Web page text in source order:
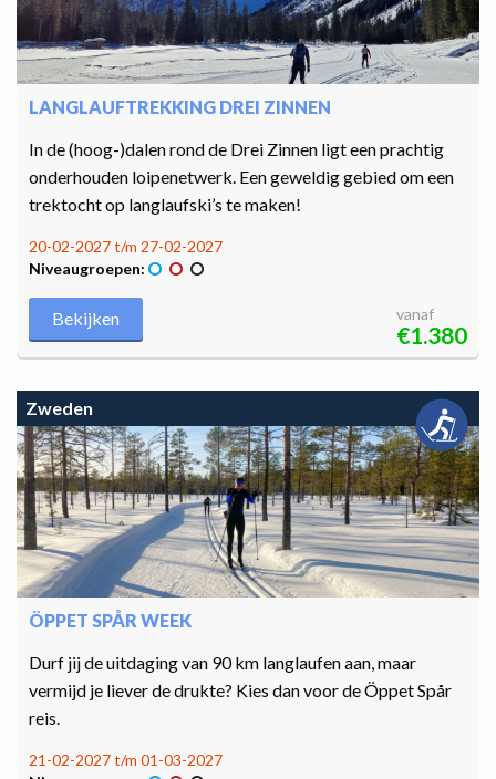
LANGLAUFTREKKING DREI ZINNEN
In de (hoog-)dalen rond de Drei Zinnen ligt een prachtig
onderhouden loipenetwerk. Een geweldig gebied om een
trektocht op langlaufski’s te maken!
20-02-2027 t/m 27-02-2027
Niveaugroepen:
Bekijken vanaf
€1.380
Zweden
ÖPPET SPÅR WEEK
Durf jij de uitdaging van 90 km langlaufen aan, maar
vermijd je liever de drukte? Kies dan voor de Öppet Spår
reis.
21-02-2027 t/m 01-03-2027